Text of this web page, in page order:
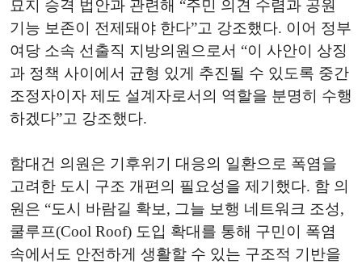
묘지 승격 법안과 관련해 “주민 의견 수렴과 공원
기능 보존이 전제돼야 한다”고 강조했다. 이어 정부
여당 소속 선출직 지방의원으로서 “이 사안이 상징
과 정책 사이에서 균형 있게 추진될 수 있도록 중간
조정자이자 제도 설계자로서의 역할을 분명히 수행
하겠다”고 강조했다.
함대건 의원은 기후위기 대응의 일환으로 폭염을
고려한 도시 구조 개편의 필요성을 제기했다. 함 의
원은 “도시 바람길 확보, 그늘 보행 네트워크 조성,
쿨루프(Cool Roof) 도입 확대를 통해 구민이 폭염
속에서도 안전하게 생활할 수 있는 구조적 기반을